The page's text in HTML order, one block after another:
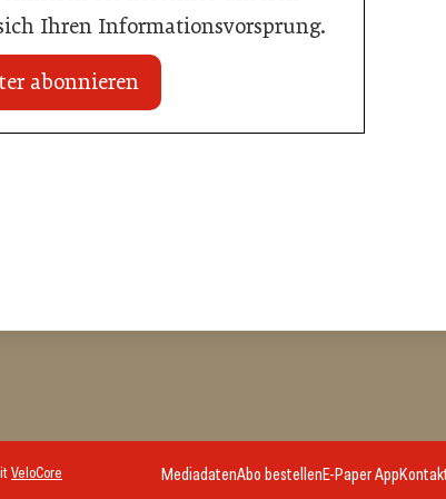
Ihren Informationsvorsprung.
abonnieren
VeloCore MediadatenAbo bestellenE-Paper App